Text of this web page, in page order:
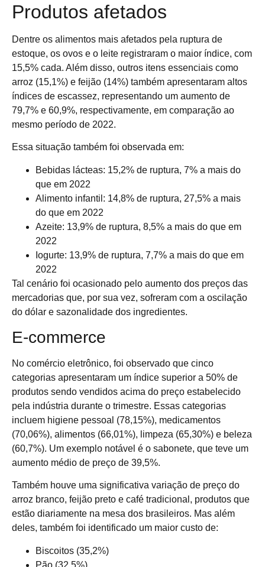
Produtos afetados
Dentre os alimentos mais afetados pela ruptura de
estoque, os ovos e o leite registraram o maior índice, com
15,5% cada. Além disso, outros itens essenciais como
arroz (15,1%) e feijão (14%) também apresentaram altos
índices de escassez, representando um aumento de
79,7% e 60,9%, respectivamente, em comparação ao
mesmo período de 2022.
Essa situação também foi observada em:
Bebidas lácteas: 15,2% de ruptura, 7% a mais do
que em 2022
Alimento infantil: 14,8% de ruptura, 27,5% a mais
do que em 2022
Azeite: 13,9% de ruptura, 8,5% a mais do que em
2022
Iogurte: 13,9% de ruptura, 7,7% a mais do que em
2022
Tal cenário foi ocasionado pelo aumento dos preços das
mercadorias que, por sua vez, sofreram com a oscilação
do dólar e sazonalidade dos ingredientes.
E-commerce
No comércio eletrônico, foi observado que cinco
categorias apresentaram um índice superior a 50% de
produtos sendo vendidos acima do preço estabelecido
pela indústria durante o trimestre. Essas categorias
incluem higiene pessoal (78,15%), medicamentos
(70,06%), alimentos (66,01%), limpeza (65,30%) e beleza
(60,7%). Um exemplo notável é o sabonete, que teve um
aumento médio de preço de 39,5%.
Também houve uma significativa variação de preço do
arroz branco, feijão preto e café tradicional, produtos que
estão diariamente na mesa dos brasileiros. Mas além
deles, também foi identificado um maior custo de:
Biscoitos (35,2%)
Pão (32,5%)